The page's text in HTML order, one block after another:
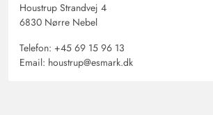
Houstrup Strandvej 4
6830 Nørre Nebel
Telefon: +45 69 15 96 13
Email: houstrup@esmark.dk